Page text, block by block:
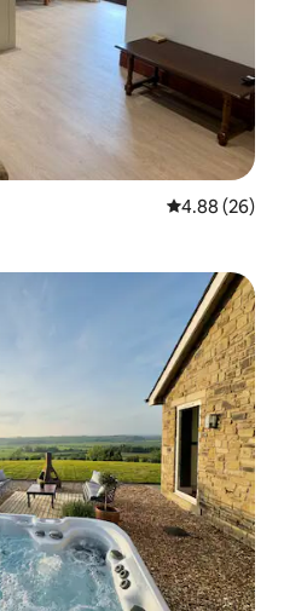
평점 4.88점(5
4.88 (26)